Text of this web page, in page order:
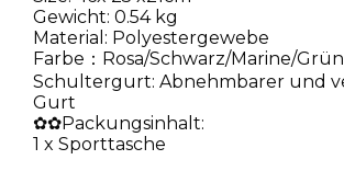
Gewicht: 0.54 kg
Material: Polyestergewebe
Farbe：Rosa/Schwarz/Marine/Grün
Schultergurt: Abnehmbarer und
Gurt
✿✿Packungsinhalt:
1 x Sporttasche